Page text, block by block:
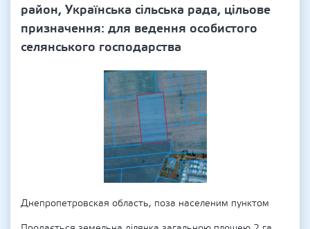
район, Українська сільська рада, цільове
призначення: для ведення особистого
селянського господарства
Днепропетровская область, поза населеним пунктом